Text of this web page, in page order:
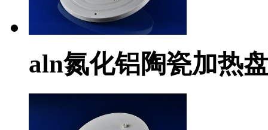
aln氮化铝陶瓷加热